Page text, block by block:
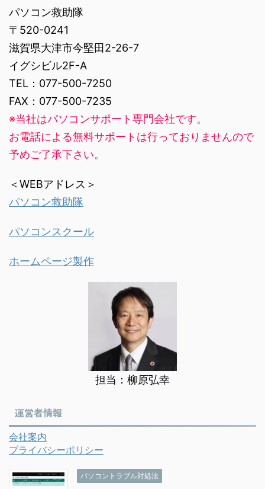
パソコン救助隊
〒520-0241
滋賀県大津市今堅田2-26-7
イグシビル2F-A
TEL：077-500-7250
FAX：077-500-7235
※当社はパソコンサポート専門会社です。
お電話による無料サポートは行っておりませんので
予めご了承下さい。
＜WEBアドレス＞
パソコン救助隊
パソコンスクール
ホームページ製作
担当：柳原弘幸
運営者情報
会社案内
プライバシーポリシー
パソコントラブル対処法